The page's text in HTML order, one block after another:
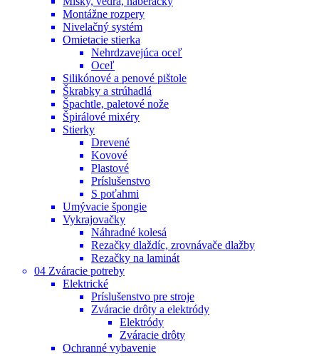
Montážne rozpery
Nivelačný systém
Omietacie stierka
Nehrdzavejúca oceľ
Oceľ
Silikónové a penové pištole
Škrabky a strúhadlá
Špachtle, paletové nože
Špirálové mixéry
Stierky
Drevené
Kovové
Plastové
Príslušenstvo
S poťahmi
Umývacie špongie
Vykrajovačky
Náhradné kolesá
Rezačky dlaždíc, zrovnávače dlažby
Rezačky na laminát
04 Zváracie potreby
Elektrické
Príslušenstvo pre stroje
Zváracie drôty a elektródy
Elektródy
Zváracie drôty
Ochranné vybavenie